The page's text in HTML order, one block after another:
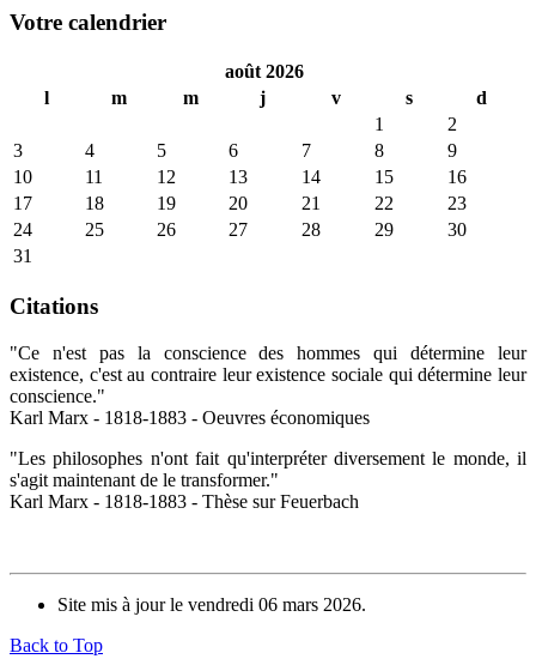
Votre calendrier
août 2026
l
m m j v s
d
1
2
3
4 5 6 7 8
9
10
11 12 13 14 15
16
17
18 19 20 21 22
23
24
25 26 27 28 29
30
31
Citations
"Ce n'est pas la conscience des hommes qui détermine leur
existence, c'est au contraire leur existence sociale qui détermine leur
conscience."
Karl Marx - 1818-1883 - Oeuvres économiques
"Les philosophes n'ont fait qu'interpréter diversement le monde, il
s'agit maintenant de le transformer."
Karl Marx - 1818-1883 - Thèse sur Feuerbach
Site mis à jour le vendredi 06 mars 2026.
Back to Top